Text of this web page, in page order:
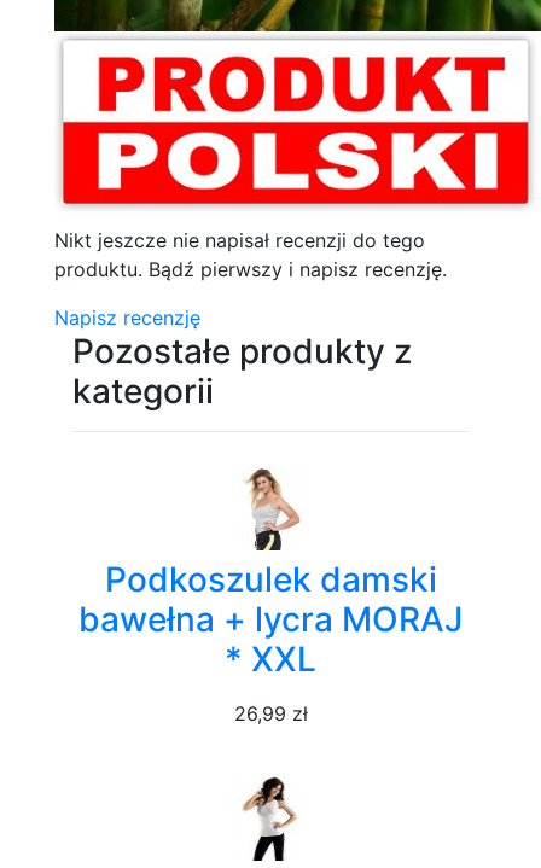
Nikt jeszcze nie napisał recenzji do tego
produktu. Bądź pierwszy i napisz recenzję.
Napisz recenzję
Pozostałe produkty z
kategorii
Podkoszulek damski
bawełna + lycra MORAJ
* XXL
26,99 zł